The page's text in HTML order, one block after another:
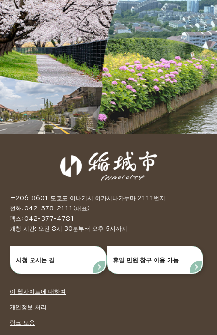
〒206-8601 도쿄도 이나기시 히가시나가누마 2111번지
전화：042-378-2111（대표）
팩스：042-377-4781
개청 시간: 오전 8시 30분부터 오후 5시까지
시청 오시는 길 휴일 민원 창구 이용 가능
이 웹사이트에 대하여
개인정보 처리
링크 모음